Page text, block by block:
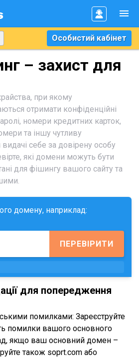
Особистий кабінет
– захист для
при якому
отримати конфіденційні
номери кредитних карток,
та іншу чутливу
себе за довірену особу
які домени можуть бути
для фішингу вашого сайту та
домену, наприклад:
ПЕРЕВІРИТИ
для попередження
помилками: Зареєструйте
помилки вашого основного
якщо ваш основний домен –
також soprt.com або